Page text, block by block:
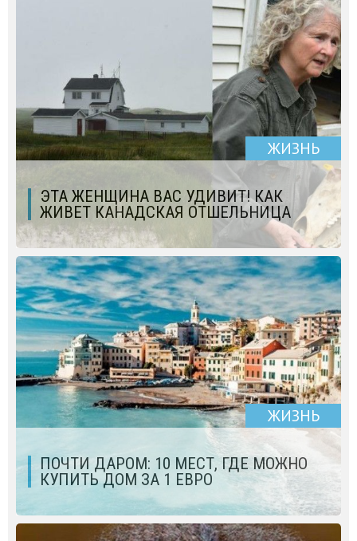
ЖИЗНЬ
ЭТА ЖЕНЩИНА ВАС УДИВИТ! КАК
ЖИВЕТ КАНАДСКАЯ ОТШЕЛЬНИЦА
ЖИЗНЬ
ПОЧТИ ДАРОМ: 10 МЕСТ, ГДЕ МОЖНО
КУПИТЬ ДОМ ЗА 1 ЕВРО